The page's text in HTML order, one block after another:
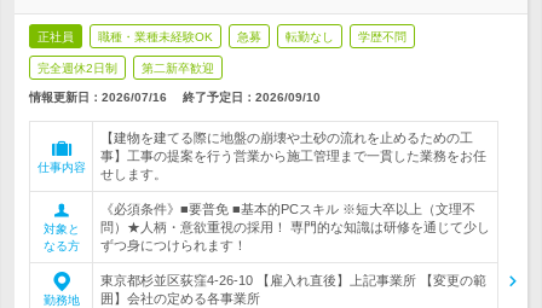
正社員 職種・業種未経験OK 急募 転勤なし 学歴不問
完全週休2日制 第二新卒歓迎
情報更新日：2026/07/16 終了予定日： 2026/09/10
仕事内容
【建物を建てる際に地盤の崩壊や土砂の流れを止めるための工
事】工事の提案を行う営業から施工管理まで一貫した業務をお任
せします。
対象と
なる方
《必須条件》■要普免 ■基本的PCスキル ※短大卒以上（文理不
問）★人柄・意欲重視の採用！ 専門的な知識は研修を通じて少し
ずつ身につけられます！
勤務地
東京都杉並区荻窪4-26-10 【雇入れ直後】上記事業所 【変更の範
囲】会社の定める各事業所